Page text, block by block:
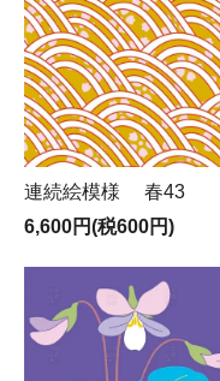
連続絵模様 春43
6,600円(税600円)